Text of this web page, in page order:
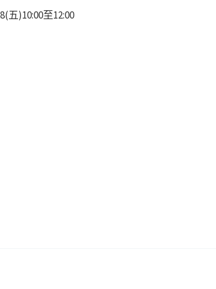
五)10:00至12:00